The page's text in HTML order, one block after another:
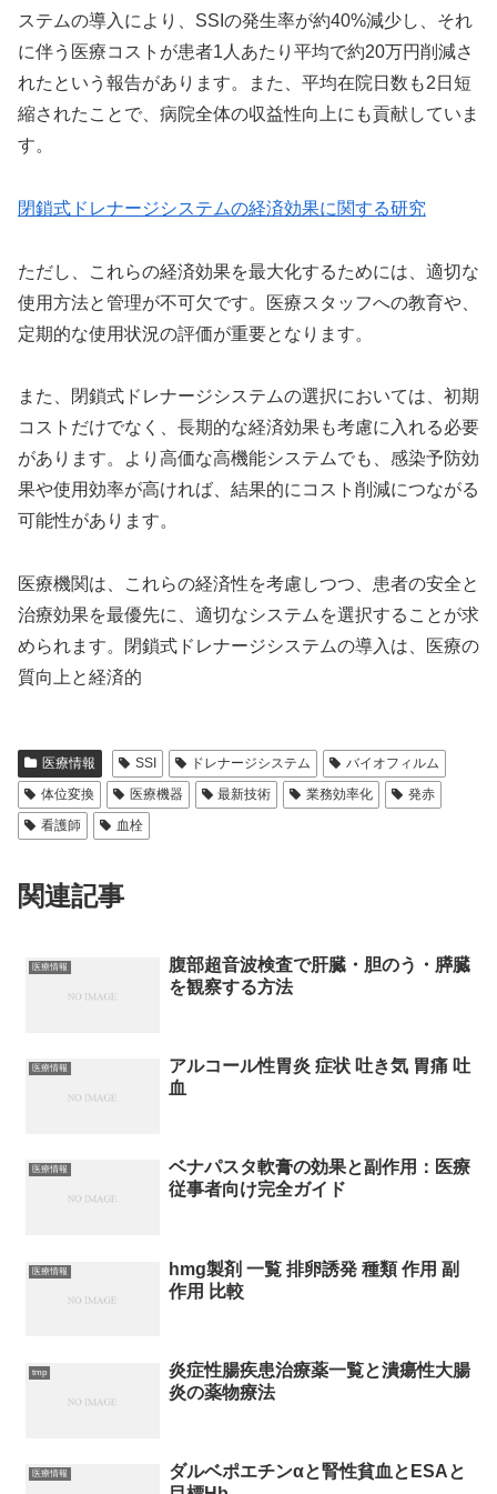
ステムの導入により、SSIの発生率が約40%減少し、それ
に伴う医療コストが患者1人あたり平均で約20万円削減さ
れたという報告があります。また、平均在院日数も2日短
縮されたことで、病院全体の収益性向上にも貢献していま
す。
閉鎖式ドレナージシステムの経済効果に関する研究
ただし、これらの経済効果を最大化するためには、適切な
使用方法と管理が不可欠です。医療スタッフへの教育や、
定期的な使用状況の評価が重要となります。
また、閉鎖式ドレナージシステムの選択においては、初期
コストだけでなく、長期的な経済効果も考慮に入れる必要
があります。より高価な高機能システムでも、感染予防効
果や使用効率が高ければ、結果的にコスト削減につながる
可能性があります。
医療機関は、これらの経済性を考慮しつつ、患者の安全と
治療効果を最優先に、適切なシステムを選択することが求
められます。閉鎖式ドレナージシステムの導入は、医療の
質向上と経済的
医療情報 SSI ドレナージシステム
バイオフィルム
体位変換
医療機器 最新技術 業務効率化
発赤
看護師
血栓
関連記事
医療情報
腹部超音波検査で肝臓・胆のう・膵臓
を観察する方法
医療情報
アルコール性胃炎 症状 吐き気 胃痛 吐
血
医療情報
ベナパスタ軟膏の効果と副作用：医療
従事者向け完全ガイド
医療情報
hmg製剤 一覧 排卵誘発 種類 作用 副
作用 比較
tmp
炎症性腸疾患治療薬一覧と潰瘍性大腸
炎の薬物療法
医療情報
ダルベポエチンαと腎性貧血とESAと